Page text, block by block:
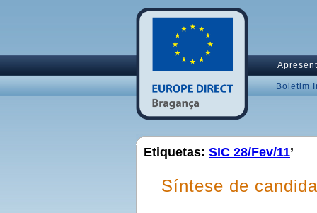
Boletim
Etiquetas: SIC 28/Fev/11’
Síntese de